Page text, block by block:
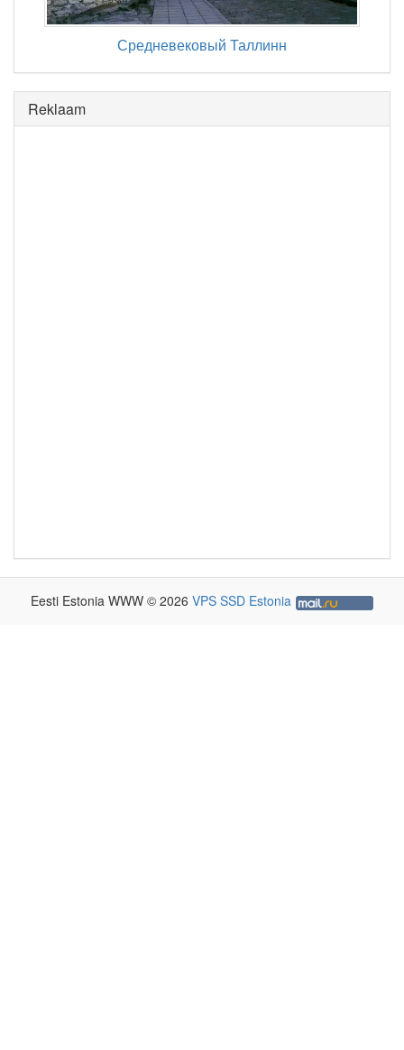
Средневековый Таллинн
Reklaam
Eesti Estonia WWW © 2026 VPS SSD Estonia